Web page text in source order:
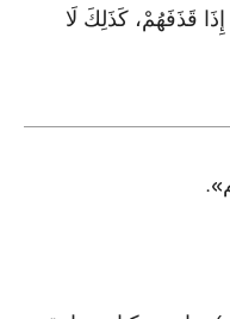
قَذَفَهُمْ، كَذَلِكَ لَا
».